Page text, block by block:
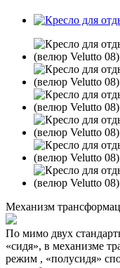
Механизм
По мимо двух
«сидя», в механизме
режим , «полусидя»